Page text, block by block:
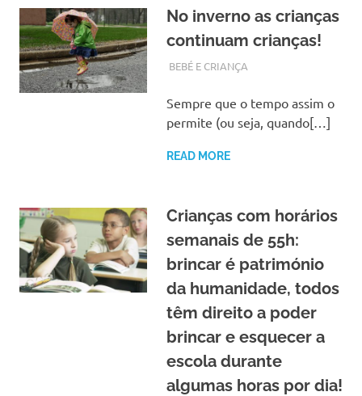
No inverno as crianças
continuam crianças!
JANEIRO 4, 2018
ADMIN
BEBÉ E CRIANÇA
Sempre que o tempo assim o
permite (ou seja, quando[…]
READ MORE
Crianças com horários
semanais de 55h:
brincar é património
da humanidade, todos
têm direito a poder
brincar e esquecer a
escola durante
algumas horas por dia!